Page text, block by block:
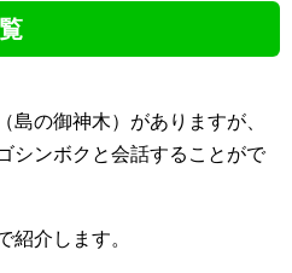
島の御神木）がありますが、
シンボクと会話することがで
紹介します。